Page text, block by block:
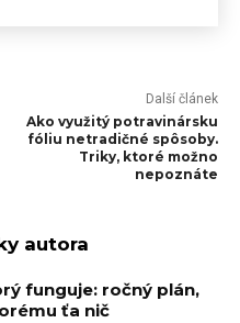
Další článek
Ako využitý potravinársku
fóliu netradičné spôsoby.
Triky, ktoré možno
nepoznáte
autora
funguje: ročný plán,
ťa nič